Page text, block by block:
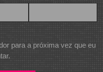
para a próxima vez que eu